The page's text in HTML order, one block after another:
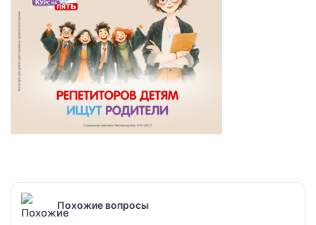
Похожие вопросы